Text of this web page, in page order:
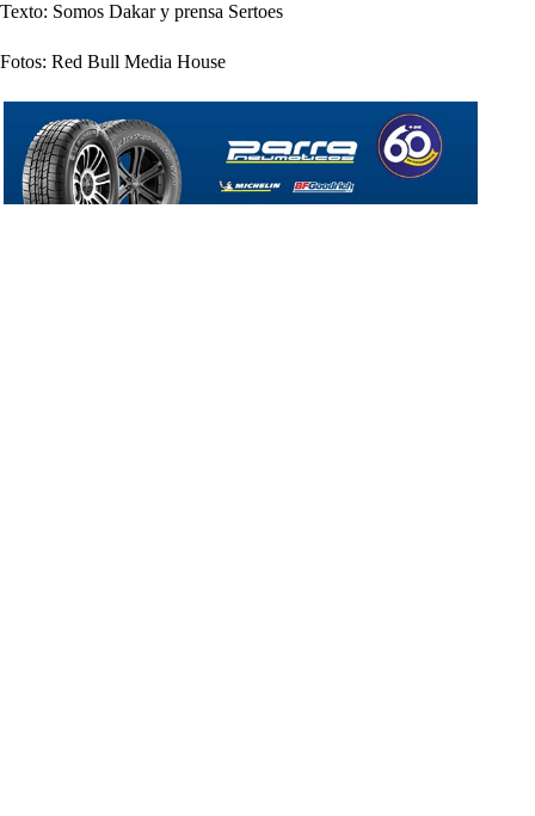
Texto: Somos Dakar y prensa Sertoes
Fotos: Red Bull Media House